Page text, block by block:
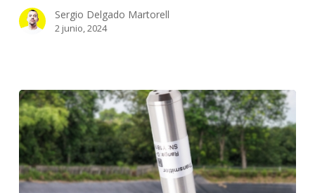
para
embalses
Sergio Delgado Martorell
2 junio, 2024